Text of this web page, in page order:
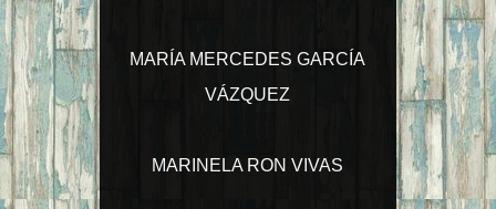
MARÍA MERCEDES GARCÍA
VÁZQUEZ
MARINELA RON VIVAS